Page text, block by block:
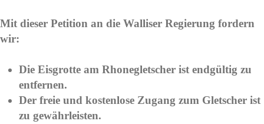
Mit dieser Petition an die Walliser Regierung fordern
wir:
Die Eisgrotte am Rhonegletscher ist endgültig zu
entfernen.
Der freie und kostenlose Zugang zum Gletscher ist
zu gewährleisten.